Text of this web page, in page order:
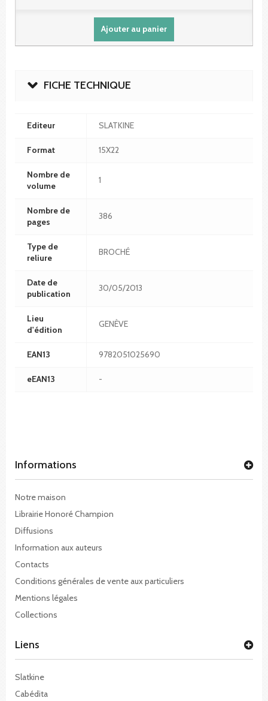
Ajouter au panier
FICHE TECHNIQUE
Editeur SLATKINE
Format 15X22
Nombre de
volume
1
Nombre de
pages
386
Type de
reliure
BROCHÉ
Date de
publication
30/05/2013
Lieu
d'édition
GENÈVE
EAN13 9782051025690
eEAN13 -
Informations
Notre maison
Librairie Honoré Champion
Diffusions
Information aux auteurs
Contacts
Conditions générales de vente aux particuliers
Mentions légales
Collections
Liens
Slatkine
Cabédita